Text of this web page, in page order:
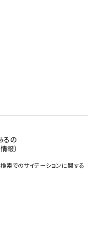
るの
報）
索でのサイテーションに関する